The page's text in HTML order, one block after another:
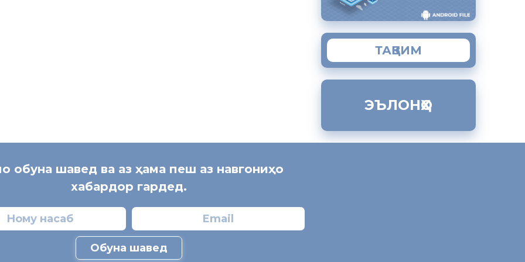
ТАҚВИМ
ЭЪЛОНҲО
обуна шавед ва аз ҳама пеш аз навгониҳо
хабардор гардед.
Обуна шавед